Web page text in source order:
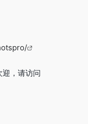
，请访问